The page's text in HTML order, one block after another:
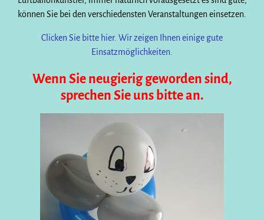
können Sie bei den verschiedensten Veranstaltungen einsetzen.
Clicken Sie bitte hier. Wir zeigen Ihnen einige gute
Einsatzmöglichkeiten.
Wenn Sie neugierig geworden sind,
sprechen Sie uns bitte an.